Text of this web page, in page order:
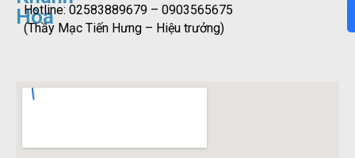
Hòa
Hotline: 02583889679 – 0903565675
(Thầy Mạc Tiến Hưng – Hiệu trưởng)